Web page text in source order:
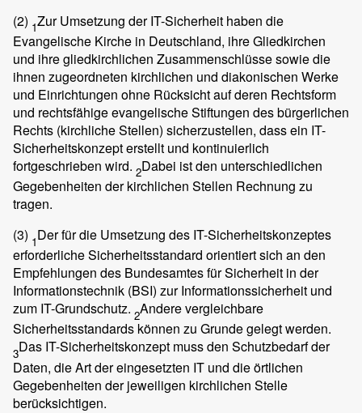
(2) 1Zur Umsetzung der IT-Sicherheit haben die
Evangelische Kirche in Deutschland, ihre Gliedkirchen
und ihre gliedkirchlichen Zusammenschlüsse sowie die
ihnen zugeordneten kirchlichen und diakonischen Werke
und Einrichtungen ohne Rücksicht auf deren Rechtsform
und rechtsfähige evangelische Stiftungen des bürgerlichen
Rechts (kirchliche Stellen) sicherzustellen, dass ein IT-
Sicherheitskonzept erstellt und kontinuierlich
fortgeschrieben wird. 2Dabei ist den unterschiedlichen
Gegebenheiten der kirchlichen Stellen Rechnung zu
tragen.
(3) 1Der für die Umsetzung des IT-Sicherheitskonzeptes
erforderliche Sicherheitsstandard orientiert sich an den
Empfehlungen des Bundesamtes für Sicherheit in der
Informationstechnik (BSI) zur Informationssicherheit und
zum IT-Grundschutz. 2Andere vergleichbare
Sicherheitsstandards können zu Grunde gelegt werden.
3Das IT-Sicherheitskonzept muss den Schutzbedarf der
Daten, die Art der eingesetzten IT und die örtlichen
Gegebenheiten der jeweiligen kirchlichen Stelle
berücksichtigen.